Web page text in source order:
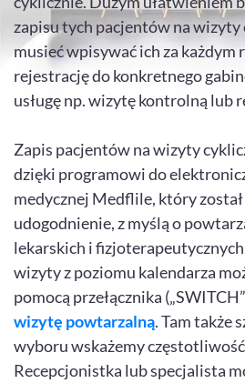
zapisu tych pacjentów na wizyty
musieć wpisywać ich za każdym
rejestrację do konkretnego
usługę np. wizytę kontrolną lub
Zapis pacjentów na wizyty
dzięki programowi do
medycznej Medflile, który
udogodnienie, z myślą o
lekarskich i
wizyty z poziomu kalendarza
pomocą przełącznika
wizytę powtarzalną. Tam także
wyboru wskażemy
Recepcjonistka lub specjalista